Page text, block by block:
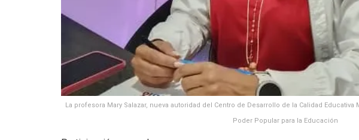
La profesora Mary Salazar, nueva autoridad del Centro de Desarrollo de la Calidad
Poder Popular para la Educación